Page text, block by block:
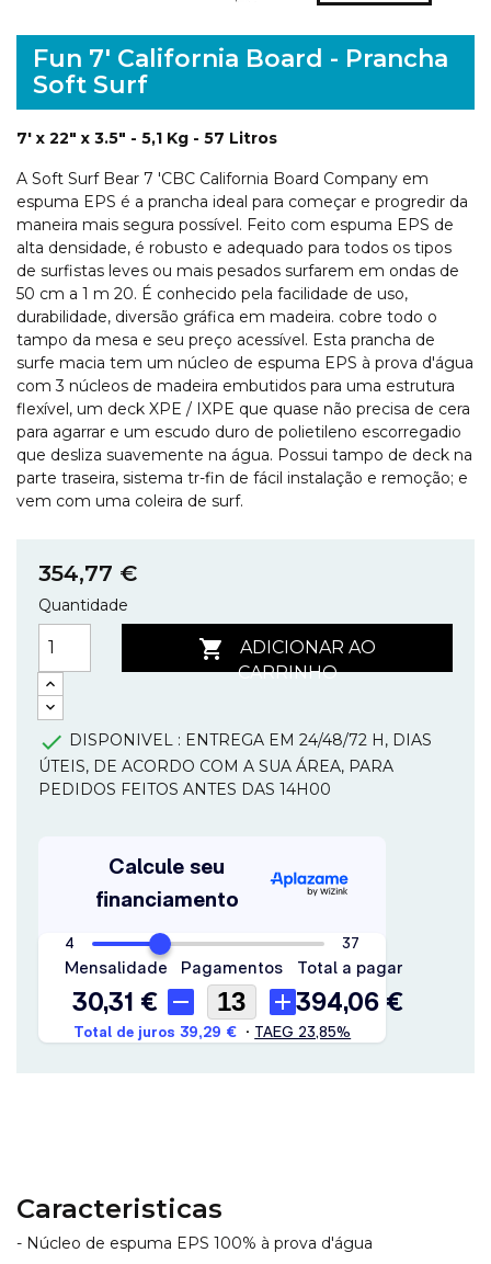
Fun 7' California Board - Prancha
Soft Surf
7' x 22" x 3.5" - 5,1 Kg - 57 Litros
A Soft Surf Bear 7 'CBC California Board Company em
espuma EPS é a prancha ideal para começar e progredir da
maneira mais segura possível. Feito com espuma EPS de
alta densidade, é robusto e adequado para todos os tipos
de surfistas leves ou mais pesados ​​surfarem em ondas de
50 cm a 1 m 20. É conhecido pela facilidade de uso,
durabilidade, diversão gráfica em madeira. cobre todo o
tampo da mesa e seu preço acessível. Esta prancha de
surfe macia tem um núcleo de espuma EPS à prova d'água
com 3 núcleos de madeira embutidos para uma estrutura
flexível, um deck XPE / IXPE que quase não precisa de cera
para agarrar e um escudo duro de polietileno escorregadio
que desliza suavemente na água. Possui tampo de deck na
parte traseira, sistema tr-fin de fácil instalação e remoção; e
vem com uma coleira de surf.
354,77 €
Quantidade

ADICIONAR AO
CARRINHO
 DISPONIVEL : ENTREGA EM 24/48/72 H, DIAS
ÚTEIS, DE ACORDO COM A SUA ÁREA, PARA
PEDIDOS FEITOS ANTES DAS 14H00
Caracteristicas
- Núcleo de espuma EPS 100% à prova d'água